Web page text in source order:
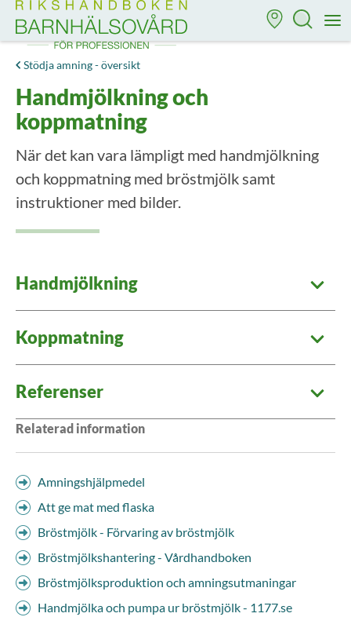
Till startsidan för Rikshandboken i barnhälsovård
Stödja amning - översikt
Handmjölkning och
koppmatning
När det kan vara lämpligt med handmjölkning
och koppmatning med bröstmjölk samt
instruktioner med bilder.
Handmjölkning
Koppmatning
Referenser
Relaterad information
Amningshjälpmedel
Att ge mat med flaska
Bröstmjölk - Förvaring av bröstmjölk
Bröstmjölkshantering - Vårdhandboken
Bröstmjölksproduktion och amningsutmaningar
Handmjölka och pumpa ur bröstmjölk - 1177.se